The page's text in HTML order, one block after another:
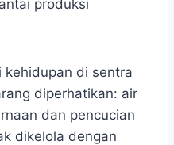
produksi
kehidupan di sentra
diperhatikan: air
dan pencucian
dikelola dengan